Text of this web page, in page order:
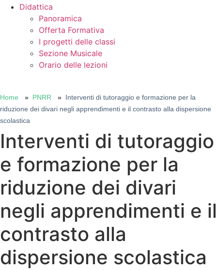
Didattica
Panoramica
Offerta Formativa
I progetti delle classi
Sezione Musicale
Orario delle lezioni
Home PNRR
Interventi di tutoraggio e formazione per la
riduzione dei divari negli apprendimenti e il contrasto alla dispersione
scolastica
Interventi di tutoraggio
e formazione per la
riduzione dei divari
negli apprendimenti e il
contrasto alla
dispersione scolastica